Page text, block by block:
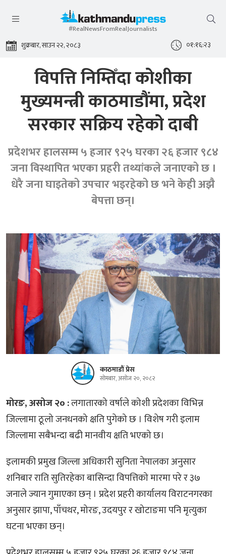
#RealNewsFromRealJournalists
शुक्रबार, साउन २२, २०८३ ०१:१६:२३
विपत्ति निम्तिँदा कोशीका
मुख्यमन्त्री काठमाडौंमा, प्रदेश
सरकार सक्रिय रहेको दाबी
प्रदेशभर हालसम्म ५ हजार ९२५ घरका २६ हजार ९८४
जना विस्थापित भएका प्रहरी तथ्यांकले जनाएको छ ।
धेरै जना घाइतेको उपचार भइरहेको छ भने केही अझै
बेपत्ता छन्।
काठमाडौं प्रेस
सोमबार, असोज २०, २०८२
मोरङ, असोज २० :लगातारको वर्षाले कोशी प्रदेशका विभिन्न
जिल्लामा ठूलो जनधनको क्षति पुगेको छ । विशेष गरी इलाम
जिल्लामा सबैभन्दा बढी मानवीय क्षति भएको छ।
इलामकी प्रमुख जिल्ला अधिकारी सुनिता नेपालका अनुसार
शनिबार राति सुतिरहेका बासिन्दा विपत्तिको मारमा परे र ३७
जनाले ज्यान गुमाएका छन् । प्रदेश प्रहरी कार्यालय विराटनगरका
अनुसार झापा, पाँचथर, मोरङ, उदयपुर र खोटाङमा पनि मृत्युका
घटना भएका छन्।